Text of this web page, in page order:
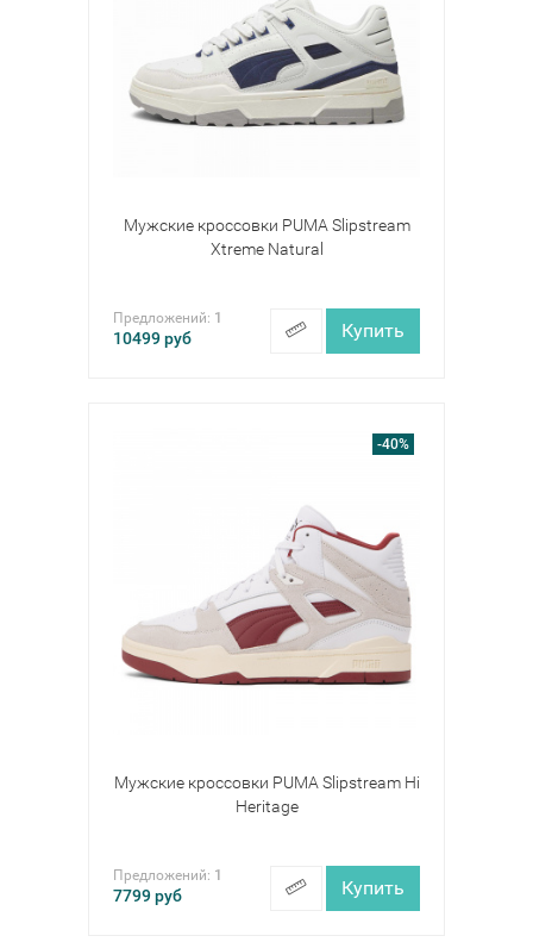
Мужские кроссовки PUMA Slipstream
Xtreme Natural
Предложений: 1
10499руб Купить
-40%
Мужские кроссовки PUMA Slipstream Hi
Heritage
Предложений: 1
7799руб Купить